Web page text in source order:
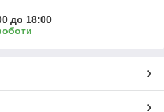
до 18:00